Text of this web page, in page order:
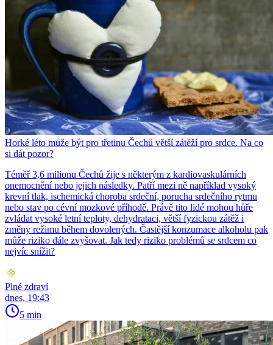
Horké léto může být pro třetinu Čechů větší zátěží pro srdce. Na co
si dát pozor?
Téměř 3,6 milionu Čechů žije s některým z kardiovaskulárních
onemocnění nebo jejich následky. Patří mezi ně například vysoký
krevní tlak, ischemická choroba srdeční, porucha srdečního rytmu
nebo stav po cévní mozkové příhodě. Právě tito lidé mohou hůře
zvládat vysoké letní teploty, dehydrataci, větší fyzickou zátěž i
změny režimu během dovolených. Častější konzumace alkoholu pak
může riziko dále zvyšovat. Jak tedy riziko problémů se srdcem co
nejvíc snížit?
Plné zdraví
dnes, 19:43
5 min